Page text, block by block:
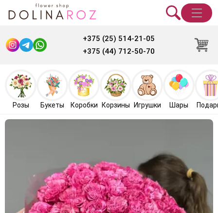
+375 (25) 514-21-05
+375 (44) 712-50-70
Розы Букеты Коробки Корзины Игрушки Шары